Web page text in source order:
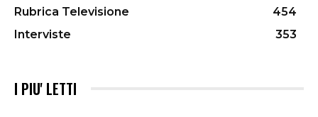
Rubrica Televisione
454
Interviste
353
I PIU' LETTI